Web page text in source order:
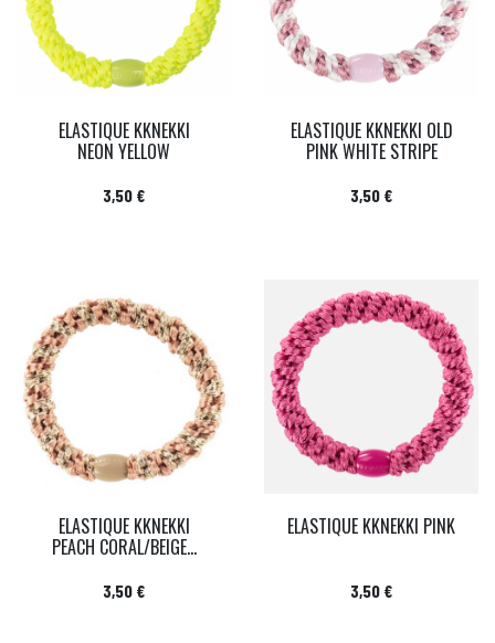
ELASTIQUE KKNEKKI
NEON YELLOW
Prix
3,50 €
ELASTIQUE KKNEKKI OLD
PINK WHITE STRIPE
Prix
3,50 €
ELASTIQUE KKNEKKI
PEACH CORAL/BEIGE...
Prix
3,50 €
ELASTIQUE KKNEKKI PINK
Prix
3,50 €